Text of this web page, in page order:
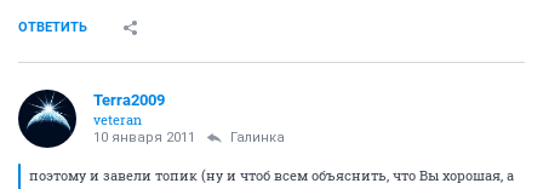
ОТВЕТИТЬ
Terra2009
veteran
10 января 2011 Галинка
поэтому и завели топик (ну и чтоб всем объяснить, что Вы хорошая, а